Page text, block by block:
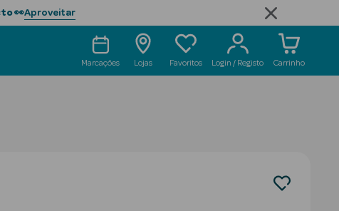
👀Aproveitar
Marcações Lojas Favoritos Login / Registo Carrinho